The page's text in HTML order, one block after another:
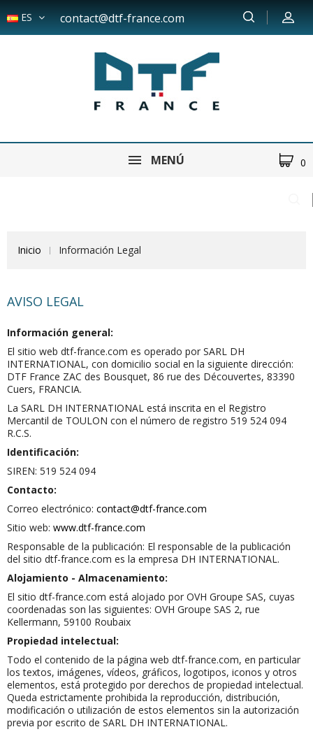
ES contact@dtf-france.com
MENÚ 0
Inicio Información Legal
AVISO LEGAL
Información general:
El sitio web dtf-france.com es operado por SARL DH
INTERNATIONAL, con domicilio social en la siguiente dirección:
DTF France ZAC des Bousquet, 86 rue des Découvertes, 83390
Cuers, FRANCIA.
La SARL DH INTERNATIONAL está inscrita en el Registro
Mercantil de TOULON con el número de registro 519 524 094
R.C.S.
Identificación:
SIREN: 519 524 094
Contacto:
Correo electrónico: contact@dtf-france.com
Sitio web: www.dtf-france.com
Responsable de la publicación: El responsable de la publicación
del sitio dtf-france.com es la empresa DH INTERNATIONAL.
Alojamiento - Almacenamiento:
El sitio dtf-france.com está alojado por OVH Groupe SAS, cuyas
coordenadas son las siguientes: OVH Groupe SAS 2, rue
Kellermann, 59100 Roubaix
Propiedad intelectual:
Todo el contenido de la página web dtf-france.com, en particular
los textos, imágenes, vídeos, gráficos, logotipos, iconos y otros
elementos, está protegido por derechos de propiedad intelectual.
Queda estrictamente prohibida la reproducción, distribución,
modificación o utilización de estos elementos sin la autorización
previa por escrito de SARL DH INTERNATIONAL.